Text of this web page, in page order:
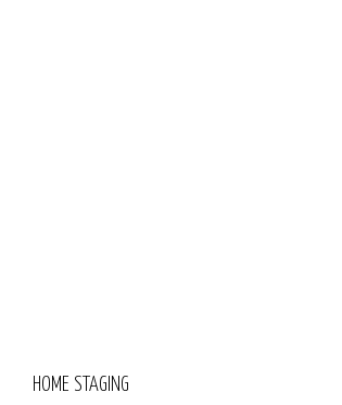
HOME STAGING